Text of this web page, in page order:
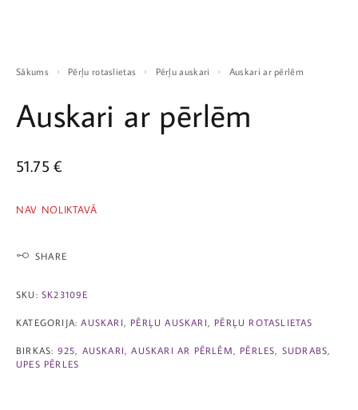
Sākums Pērļu rotaslietas Pērļu auskari Auskari ar pērlēm
Auskari ar pērlēm
51.75€
NAV NOLIKTAVĀ
SHARE
SKU: SK23109E
KATEGORIJA:AUSKARI PĒRĻU AUSKARI PĒRĻU ROTASLIETAS
BIRKAS: 925 AUSKARI ,AUSKARI AR PĒRLĒM PĒRLES SUDRABS
UPES PĒRLES